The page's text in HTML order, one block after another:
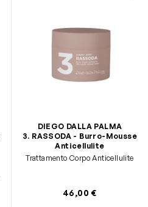
DIEGO DALLA PALMA
3. RASSODA - Burro-Mousse
Anticellulite
Trattamento Corpo Anticellulite
46,00 €